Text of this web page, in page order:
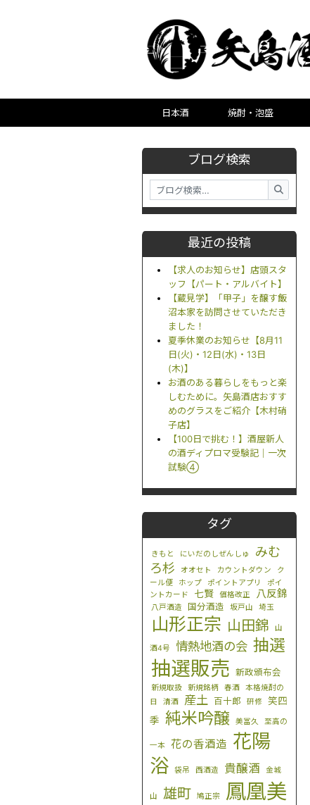
日本酒 焼酎・泡盛
ブログ検索
最近の投稿
【求人のお知らせ】店頭スタ
ッフ【パート・アルバイト】
【蔵見学】「甲子」を醸す飯
沼本家を訪問させていただき
ました！
夏季休業のお知らせ【8月11
日(火)・12日(水)・13日
(木)】
お酒のある暮らしをもっと楽
しむために。矢島酒店おすす
めのグラスをご紹介【木村硝
子店】
【100日で挑む！】酒屋新人
の酒ディプロマ受験記｜一次
試験④
タグ
きもと にいだのしぜんしゅ
みむ
ろ杉
オオセト カウントダウン
ク
ール便
ホップ ポイントアプリ
ポイ
ントカード
七賢 価格改正 八反錦
八戸酒造 国分酒造 坂戸山 埼玉
山形正宗 山田錦 山
酒4号 情熱地酒の会 抽選
抽選販売 新政頒布会
新規取扱 新規銘柄 春酒
本格焼酎の
日
清酒 産土 百十郎 研修
笑四
季 純米吟醸 美冨久 至高の
一本 花の香酒造 花陽
浴
袋吊 西酒造 貴醸酒 金城
山 雄町 鳩正宗
鳳凰美